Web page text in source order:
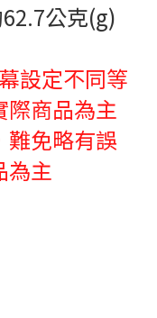
公克(g)
設定不同等
際商品為主
免略有誤
為主